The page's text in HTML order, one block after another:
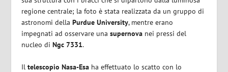
regione centrale; la foto è stata realizzata da un gruppo di
astronomi dellaPurdue University, mentre erano
impegnati ad osservare unasupernova nei pressi del
nucleo diNgc 7331.
Iltelescopio Nasa-Esa ha effettuato lo scatto con lo